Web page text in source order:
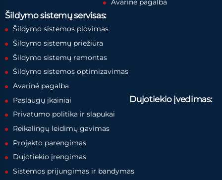
Avarinė pagalba
Šildymo sistemų servisas:
Šildymo sistemos plovimas
Šildymo sistemų priežiūra
Šildymo sistemų remontas
Šildymo sistemos optimizavimas
Avarinė pagalba
Paslaugų įkainiai
Privatumo politika ir slapukai
Dujotiekio įvedimas:
Reikalingų leidimų gavimas
Projekto parengimas
Dujotiekio įrengimas
Sistemos prijungimas ir bandymas